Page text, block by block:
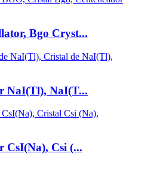
Bgo Cryst...
NaI(Tl), NaI(T...
CsI(Na), Csi (...